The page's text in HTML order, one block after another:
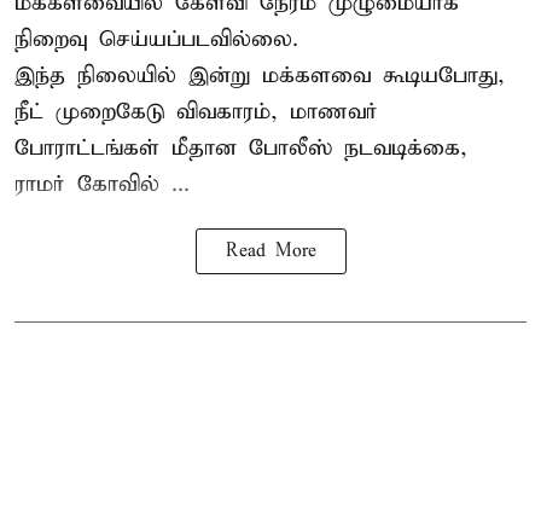
நிறைவு செய்யப்படவில்லை.
இந்த நிலையில் இன்று மக்களவை கூடியபோது,
நீட் முறைகேடு விவகாரம், மாணவர்
போராட்டங்கள் மீதான போலீஸ் நடவடிக்கை,
ராமர் கோவில் ...
Read More